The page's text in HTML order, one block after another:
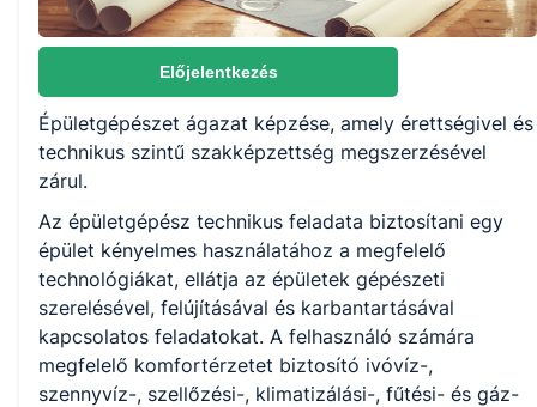
Választható szakmairányok:
Nem válaszható
KKK/PTT
KKK letöltése (pdf)
Okleveles technikusképzés
Nem
Előjelentkezés
Épületgépészet ágazat képzése, amely érettségivel és
technikus szintű szakképzettség megszerzésével
zárul.
Az épületgépész technikus feladata biztosítani egy
épület kényelmes használatához a megfelelő
technológiákat, ellátja az épületek gépészeti
szerelésével, felújításával és karbantartásával
kapcsolatos feladatokat. A felhasználó számára
megfelelő komfortérzetet biztosító ivóvíz-,
szennyvíz-, szellőzési-, klimatizálási-, fűtési- és gáz-